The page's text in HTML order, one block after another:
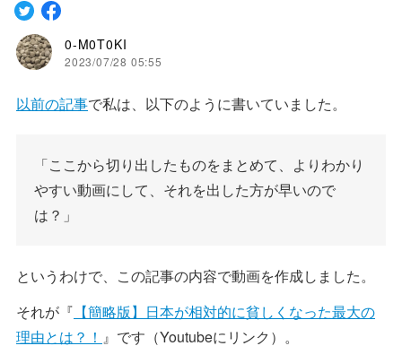
0-M0T0KI
2023/07/28 05:55
以前の記事で私は、以下のように書いていました。
「ここから切り出したものをまとめて、よりわかり
やすい動画にして、それを出した方が早いので
は？」
というわけで、この記事の内容で動画を作成しました。
それが『 【簡略版】日本が相対的に貧しくなった最大の
理由とは？！ 』です（Youtubeにリンク）。